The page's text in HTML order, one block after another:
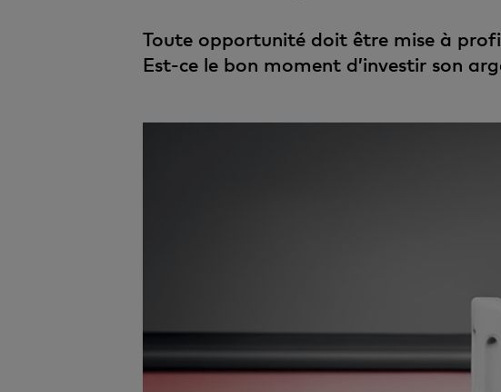
Toute opportunité doit être mise à
Est-ce le bon moment d’investir son